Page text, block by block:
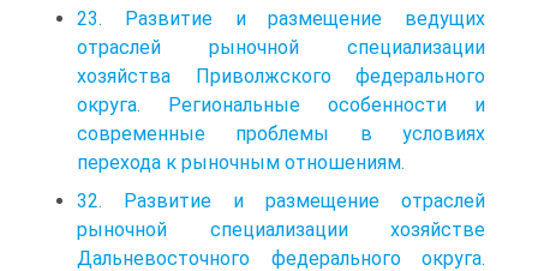
23. Развитие и размещение ведущих
отраслей рыночной специализации
хозяйства Приволжского федерального
округа. Региональные особенности и
современные проблемы в условиях
перехода к рыночным отношениям.
32. Развитие и размещение отраслей
рыночной специализации хозяйстве
Дальневосточного федерального округа.